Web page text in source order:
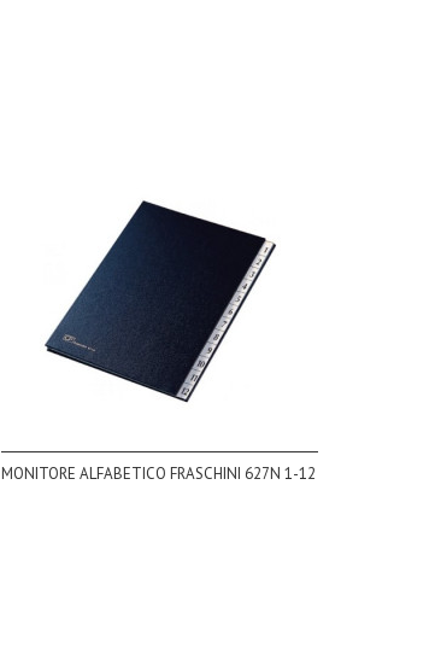
MONITORE ALFABETICO FRASCHINI 627N 1-12